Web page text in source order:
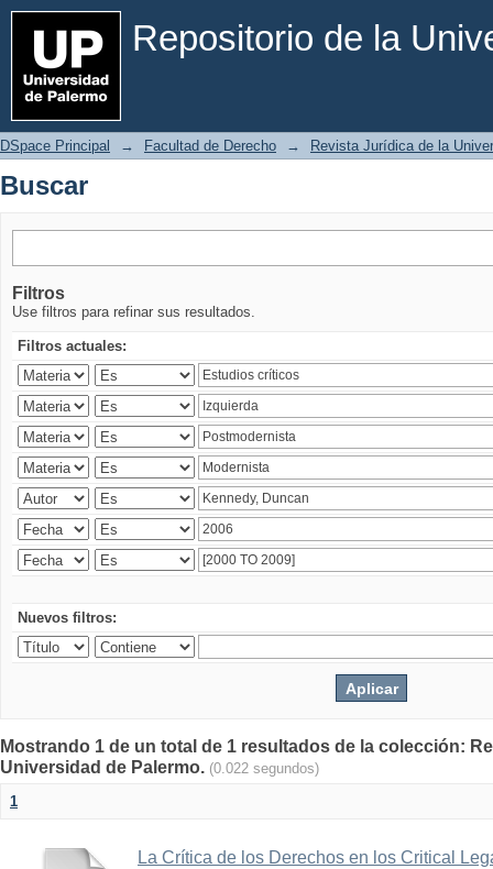
Repositorio de la
Buscar
DSpace Principal → Facultad de Derecho → Revista Jurídica de la
Buscar
Filtros
Use filtros para refinar sus resultados.
Filtros actuales:
Nuevos filtros:
Mostrando 1 de un total de 1 resultados de la colección:
Universidad de Palermo. (0.022 segundos)
1
La Crítica de los Derechos en los Critical